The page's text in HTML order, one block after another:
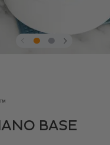
™
BASE